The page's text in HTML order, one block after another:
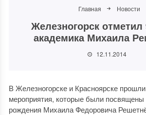
Главная Новости
Железногорск отметил
академика Михаила
12.11.2014
В Железногорске и Красноярске
мероприятия, которые были
рождения Михаила Федоровича